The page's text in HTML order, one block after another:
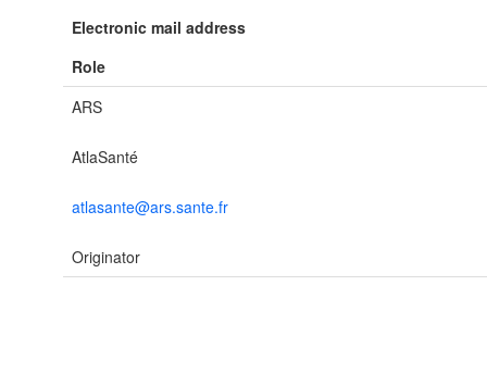
Electronic mail address
Role
ARS
AtlaSanté
atlasante@ars.sante.fr
Originator